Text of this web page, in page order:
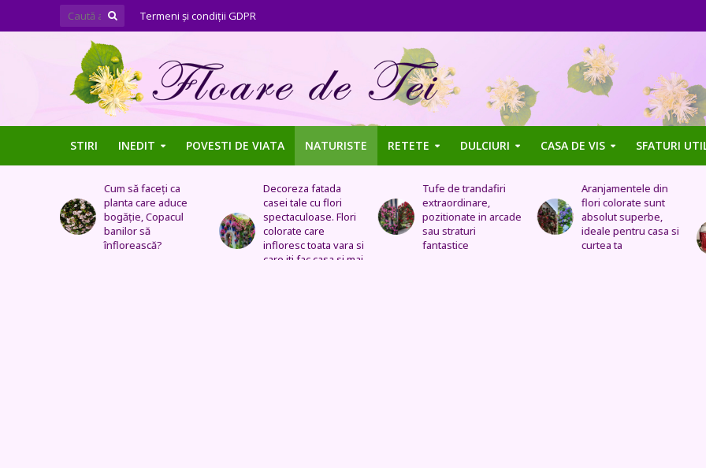
Termeni şi condiţii GDPR
STIRI INEDIT POVESTI DE VIATA NATURISTE RETETE DULCIURI CASA DE VIS SFATURI
Decoreza fatada
casei tale cu flori
spectaculoase. Flori
colorate care
infloresc toata vara si
Tufe de trandafiri
extraordinare,
pozitionate in arcade
sau straturi
fantastice
Aranjamentele din
flori colorate sunt
absolut superbe,
ideale pentru casa si
curtea ta
Uleiul de trandafir
tratează stomacul,
bolile organelor
genitale feminine,
insomnia, durerile de